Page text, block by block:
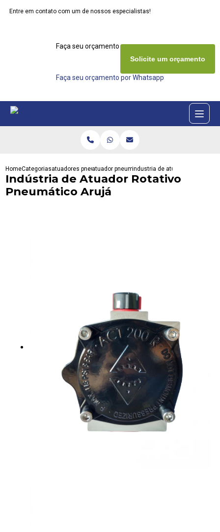
Entre em contato com um de nossos especialistas!
Faça seu orçamento agora mesmo
Faça seu orçamento por Whatsapp
Solicite um orçamento
HomeCategoriasatuadores pneumaticosatuador pneumatico actindustria de atuador rotativo
Indústria de Atuador Rotativo
Pneumático Arujá